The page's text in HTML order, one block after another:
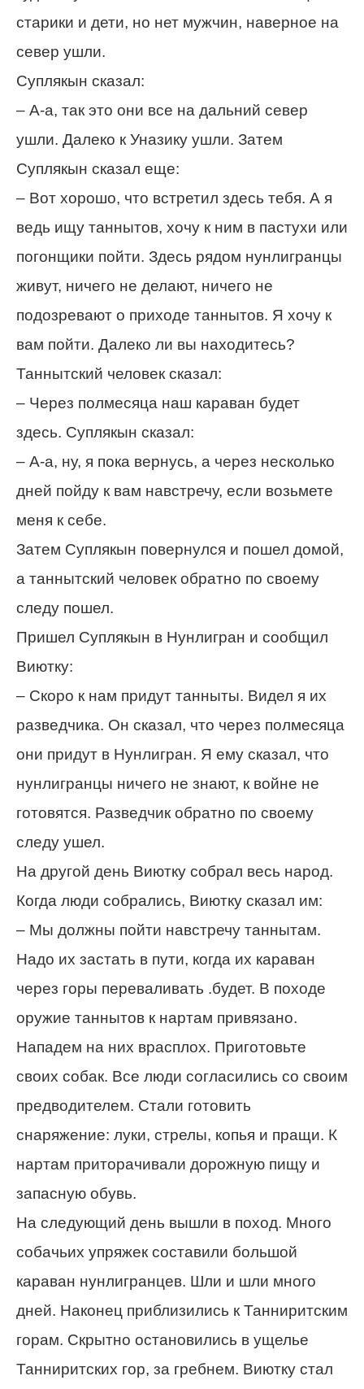
старики и дети, но нет мужчин, наверное на
север ушли.
Суплякын сказал:
– А-а, так это они все на дальний север
ушли. Далеко к Уназику ушли. Затем
Суплякын сказал еще:
– Вот хорошо, что встретил здесь тебя. А я
ведь ищу таннытов, хочу к ним в пастухи или
погонщики пойти. Здесь рядом нунлигранцы
живут, ничего не делают, ничего не
подозревают о приходе таннытов. Я хочу к
вам пойти. Далеко ли вы находитесь?
Таннытский человек сказал:
– Через полмесяца наш караван будет
здесь. Суплякын сказал:
– А-а, ну, я пока вернусь, а через несколько
дней пойду к вам навстречу, если возьмете
меня к себе.
Затем Суплякын повернулся и пошел домой,
а таннытский человек обратно по своему
следу пошел.
Пришел Суплякын в Нунлигран и сообщил
Виютку:
– Скоро к нам придут танныты. Видел я их
разведчика. Он сказал, что через полмесяца
они придут в Нунлигран. Я ему сказал, что
нунлигранцы ничего не знают, к войне не
готовятся. Разведчик обратно по своему
следу ушел.
На другой день Виютку собрал весь народ.
Когда люди собрались, Виютку сказал им:
– Мы должны пойти навстречу таннытам.
Надо их застать в пути, когда их караван
через горы переваливать .будет. В походе
оружие таннытов к нартам привязано.
Нападем на них врасплох. Приготовьте
своих собак. Все люди согласились со своим
предводителем. Стали готовить
снаряжение: луки, стрелы, копья и пращи. К
нартам приторачивали дорожную пищу и
запасную обувь.
На следующий день вышли в поход. Много
собачьих упряжек составили большой
караван нунлигранцев. Шли и шли много
дней. Наконец приблизились к Танниритским
горам. Скрытно остановились в ущелье
Танниритских гор, за гребнем. Виютку стал